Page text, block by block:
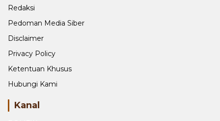
Redaksi
Pedoman Media Siber
Disclaimer
Privacy Policy
Ketentuan Khusus
Hubungi Kami
Kanal